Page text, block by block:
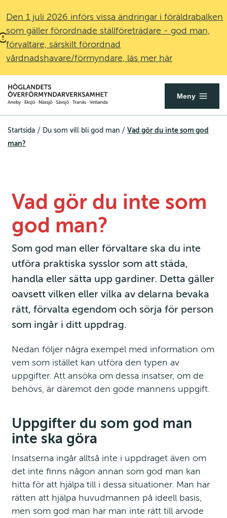
Den 1 juli 2026 införs vissa ändringar i föräldrabalken
som gäller förordnade ställföreträdare - god man,
förvaltare, särskilt förordnad
vårdnadshavare/förmyndare, läs mer här
Överförmyndare.se
mobilmenyn
Meny
Startsida / Du som vill bli god man / Vad gör du inte som god
man?
Vad gör du inte som
god man?
Som god man eller förvaltare ska du inte
utföra praktiska sysslor som att städa,
handla eller sätta upp gardiner. Detta gäller
oavsett vilken eller vilka av delarna bevaka
rätt, förvalta egendom och sörja för person
som ingår i ditt uppdrag.
Nedan följer några exempel med information om
vem som istället kan utföra den typen av
uppgifter. Att ansöka om dessa insatser, om de
behövs, är däremot den gode mannens uppgift.
Uppgifter du som god man
inte ska göra
Insatserna ingår alltså inte i uppdraget även om
det inte finns någon annan som god man kan
hitta för att hjälpa till i dessa situationer. Man har
rätten att hjälpa huvud­mannen på ideell basis,
men som god man har man inte rätt till arvode